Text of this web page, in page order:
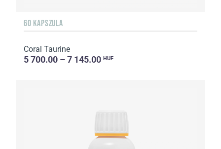
60 KAPSZULA
Coral Taurine
5 700.00 – 7 145.00 HUF